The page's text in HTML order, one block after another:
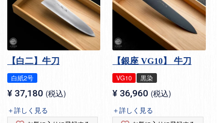
【白二】牛刀
白紙2号
¥ 37,180 税込
＋詳しく見る
【銀座 VG10】 牛刀
VG10 黒染
¥ 36,960 税込
＋詳しく見る